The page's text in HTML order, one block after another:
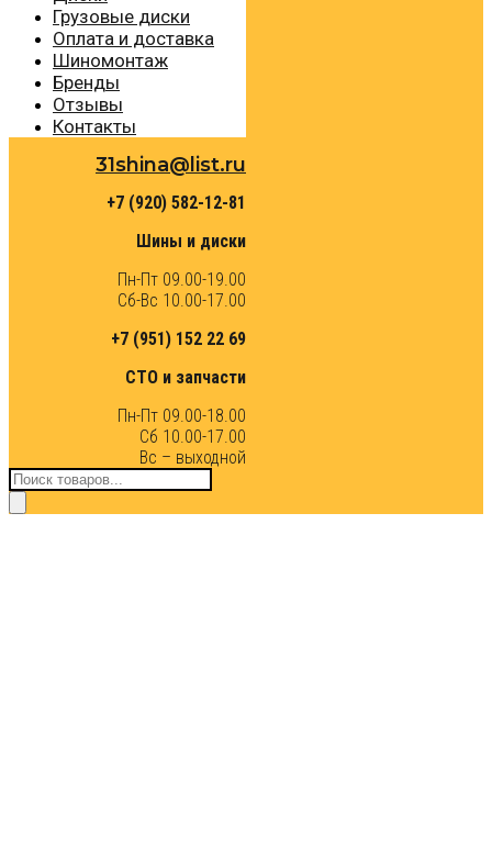
Грузовые диски
Оплата и доставка
Шиномонтаж
Бренды
Отзывы
Контакты
31shina@list.ru
+7 (920) 582-12-81
Шины и диски
Пн-Пт 09.00-19.00
Сб-Вс 10.00-17.00
+7 (951) 152 22 69
СТО и запчасти
Пн-Пт 09.00-18.00
Сб 10.00-17.00
Вс – выходной
Поиск
товаров